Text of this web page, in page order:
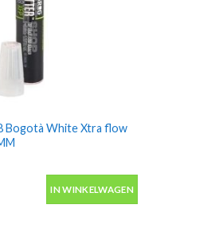
Bogotà White Xtra flow
IN WINKELWAGEN